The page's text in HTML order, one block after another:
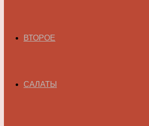
ВТОРОЕ
САЛАТЫ